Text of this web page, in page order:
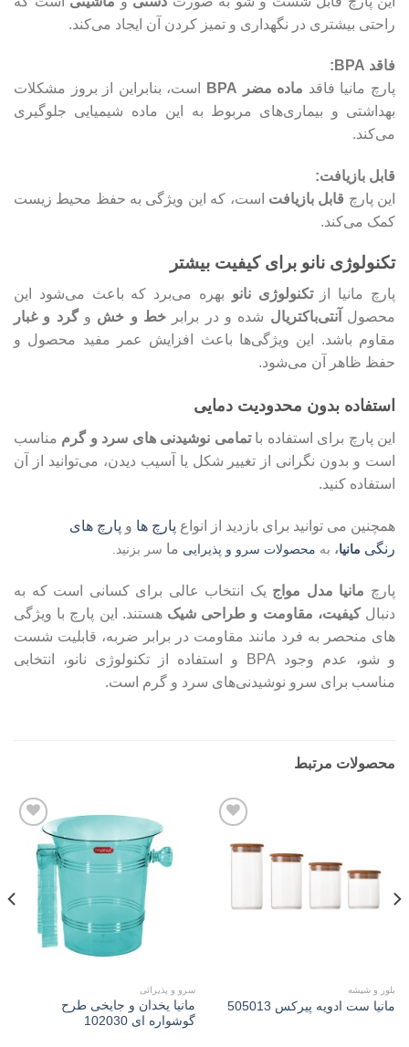
راحتی بیشتری در نگهداری و تمیز کردن آن ایجاد می‌کند.
فاقد BPA:
پارچ مانیا فاقد ماده مضر BPA
است، بنابراین از بروز مشکلات
بهداشتی و بیماری‌های مربوط به این ماده شیمیایی جلوگیری
می‌کند.
قابل بازیافت:
این پارچ قابل بازیافت است، که این ویژگی به حفظ محیط زیست
کمک می‌کند.
تکنولوژی نانو برای کیفیت بیشتر
پارچ مانیا ازتکنولوژی نانو بهره می‌برد که باعث می‌شود این
محصول
آنتی‌باکتریال شده و در برابر خط و خش وگرد و غبار
مقاوم باشد. این ویژگی‌ها باعث افزایش عمر مفید محصول و
حفظ ظاهر آن می‌شود.
استفاده بدون محدودیت دمایی
این پارچ برای استفاده باتمامی نوشیدنی‌ های سرد و گرم مناسب
است و بدون نگرانی از تغییر شکل یا آسیب دیدن، می‌توانید از آن
استفاده کنید.
همچنین می توانید برای بازدید از انواع پارچ ها و پارچ های
رنگی مانیا، به محصولات سرو و پذیرایی ما سر بزنید.
پارچ مانیا مدل مواج یک انتخاب عالی برای کسانی است که به
دنبالکیفیت، مقاومت و طراحی شیک هستند. این پارچ با ویژگی‌
های منحصر به فرد مانند مقاومت در برابر ضربه، قابلیت شست‌
و شو، عدم وجود BPA و استفاده از تکنولوژی نانو، انتخابی
مناسب برای سرو نوشیدنی‌های سرد و گرم است.
محصولات مرتبط
بلور و شیشه
مانیا ست ادويه پیرکس 505013
Add to
wishlist
سرو و پذیرائی
مانیا يخدان و جايخی طرح
گوشواره ای 102030